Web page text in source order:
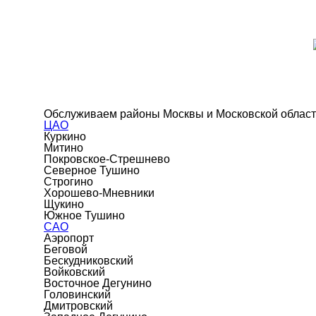
Обслуживаем районы Москвы и Московской
ЦАО
Куркино
Митино
Покровское-Стрешнево
Северное Тушино
Строгино
Хорошево-Мневники
Щукино
Южное Тушино
САО
Аэропорт
Беговой
Бескудниковский
Войковский
Восточное Дегунино
Головинский
Дмитровский